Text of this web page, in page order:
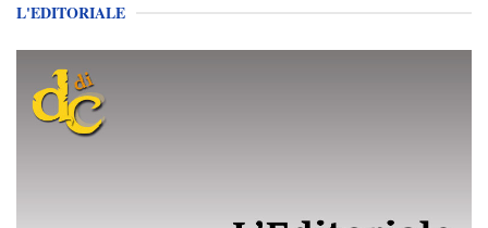
L'EDITORIALE